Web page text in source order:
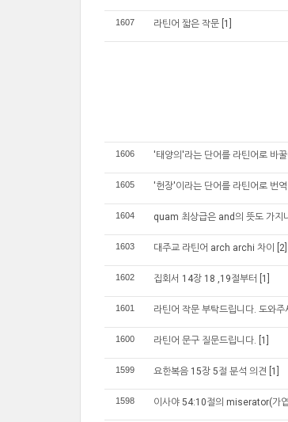
1607 라틴어 짧은 작문 [1]
1606 '태양의'라는 단어를 라틴어로 바
1605 '헌장'이라는 단어를 라틴어로 번
1604 quam 최상급은 and의 뜻도 가지
1603 대주교 라틴어 arch archi 차이 [2]
1602 집회서 14장 18 ,19절부터 [1]
1601 라틴어 작문 부탁드립니다. 도와주
1600 라틴어 문구 질문드립니다. [1]
1599 요한복음 15장 5절 분석 의견 [1]
1598 이사야 54:10절의 miserator(가